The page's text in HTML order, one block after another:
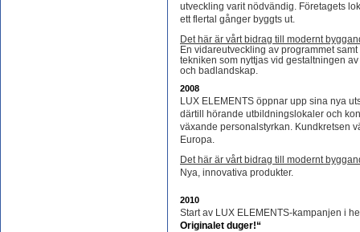
utveckling varit nödvändig. Företagets
ett flertal gånger byggts ut.
Det här är vårt bidrag till modernt
En vidareutveckling av programmet
tekniken som nyttjas vid gestaltningen
och badlandskap.
2008
LUX ELEMENTS öppnar upp sina nya
därtill hörande utbildningslokaler och
växande personalstyrkan. Kundkretsen
Europa.
Det här är vårt bidrag till modernt
Nya, innovativa produkter.
2010
Start av LUX ELEMENTS-kampanjen i
Originalet duger!“